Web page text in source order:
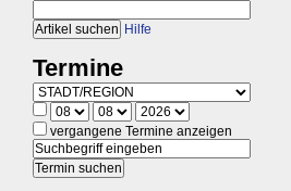
Hilfe
Termine
vergangene Termine anzeigen